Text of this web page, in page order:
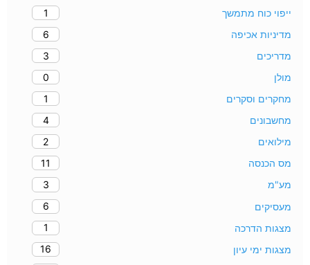
ייפוי כוח מתמשך
1
מדיניות אכיפה
6
מדריכים
3
מולן
0
מחקרים וסקרים
1
מחשבונים
4
מילואים
2
מס הכנסה
11
מע"מ
3
מעסיקים
6
מצגות הדרכה
1
מצגות ימי עיון
16